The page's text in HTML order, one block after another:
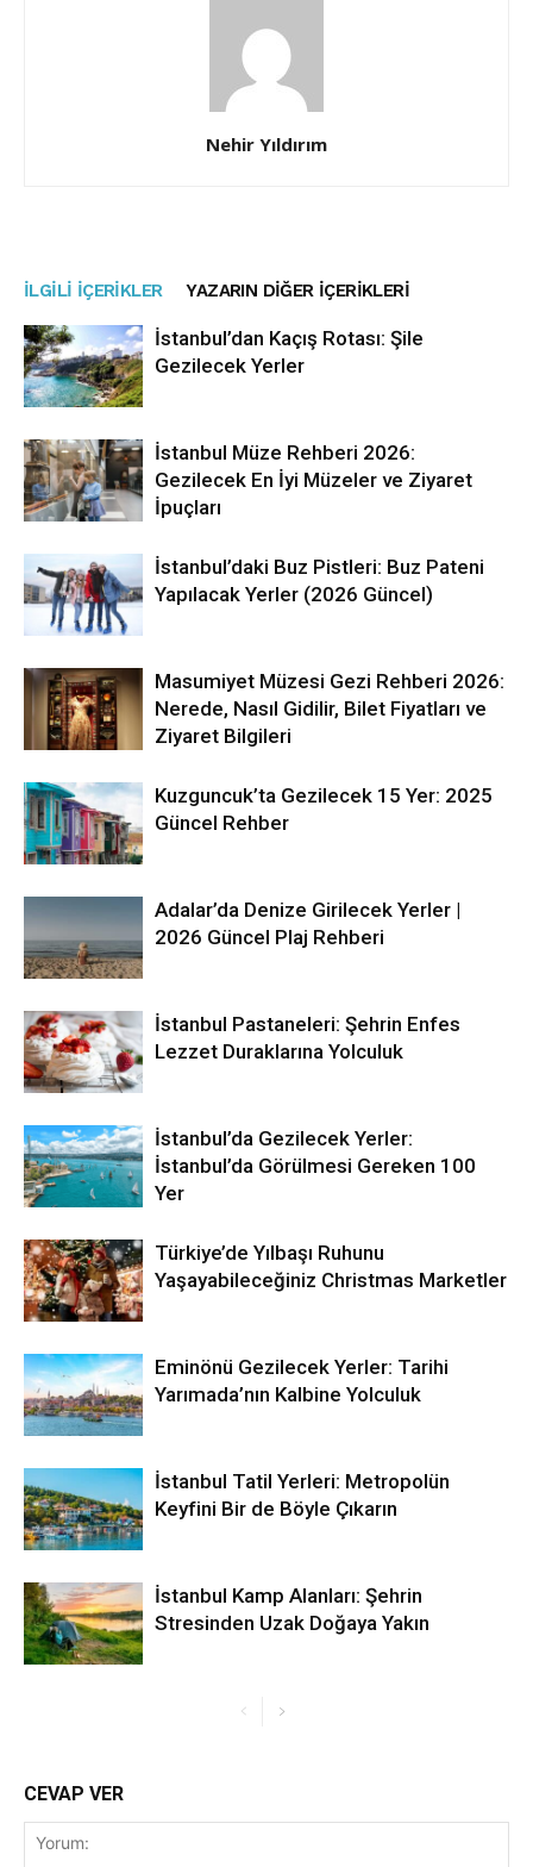
Nehir Yıldırım
İLGILI İÇERIKLER YAZARIN DIĞER İÇERIKLERI
İstanbul’dan Kaçış Rotası: Şile
Gezilecek Yerler
İstanbul Müze Rehberi 2026:
Gezilecek En İyi Müzeler ve Ziyaret
İpuçları
İstanbul’daki Buz Pistleri: Buz Pateni
Yapılacak Yerler (2026 Güncel)
Masumiyet Müzesi Gezi Rehberi 2026:
Nerede, Nasıl Gidilir, Bilet Fiyatları ve
Ziyaret Bilgileri
Kuzguncuk’ta Gezilecek 15 Yer: 2025
Güncel Rehber
Adalar’da Denize Girilecek Yerler |
2026 Güncel Plaj Rehberi
İstanbul Pastaneleri: Şehrin Enfes
Lezzet Duraklarına Yolculuk
İstanbul’da Gezilecek Yerler:
İstanbul’da Görülmesi Gereken 100
Yer
Türkiye’de Yılbaşı Ruhunu
Yaşayabileceğiniz Christmas Marketler
Eminönü Gezilecek Yerler: Tarihi
Yarımada’nın Kalbine Yolculuk
İstanbul Tatil Yerleri: Metropolün
Keyfini Bir de Böyle Çıkarın
İstanbul Kamp Alanları: Şehrin
Stresinden Uzak Doğaya Yakın
CEVAP VER